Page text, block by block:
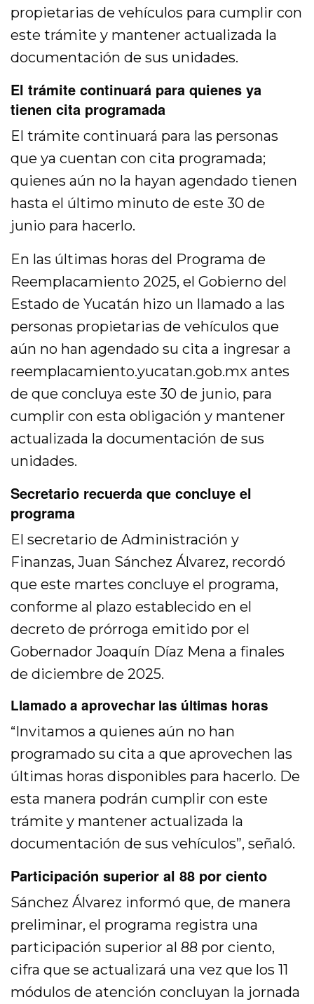
propietarias de vehículos para cumplir con
este trámite y mantener actualizada la
documentación de sus unidades.
El trámite continuará para quienes ya
tienen cita programada
El trámite continuará para las personas
que ya cuentan con cita programada;
quienes aún no la hayan agendado tienen
hasta el último minuto de este 30 de
junio para hacerlo.
En las últimas horas del Programa de
Reemplacamiento 2025, el Gobierno del
Estado de Yucatán hizo un llamado a las
personas propietarias de vehículos que
aún no han agendado su cita a ingresar a
reemplacamiento.yucatan.gob.mx antes
de que concluya este 30 de junio, para
cumplir con esta obligación y mantener
actualizada la documentación de sus
unidades.
Secretario recuerda que concluye el
programa
El secretario de Administración y
Finanzas, Juan Sánchez Álvarez, recordó
que este martes concluye el programa,
conforme al plazo establecido en el
decreto de prórroga emitido por el
Gobernador Joaquín Díaz Mena a finales
de diciembre de 2025.
Llamado a aprovechar las últimas horas
“Invitamos a quienes aún no han
programado su cita a que aprovechen las
últimas horas disponibles para hacerlo. De
esta manera podrán cumplir con este
trámite y mantener actualizada la
documentación de sus vehículos”, señaló.
Participación superior al 88 por ciento
Sánchez Álvarez informó que, de manera
preliminar, el programa registra una
participación superior al 88 por ciento,
cifra que se actualizará una vez que los 11
módulos de atención concluyan la jornada